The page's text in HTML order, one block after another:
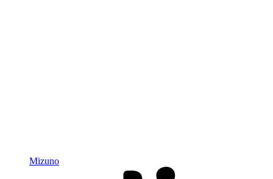
Mizuno